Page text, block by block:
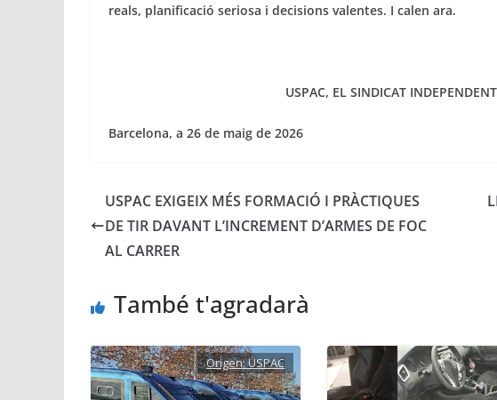
reals, planificació seriosa i decisions valentes. I calen ara.
USPAC, EL SINDICAT
Barcelona, a 26 de maig de 2026
USPAC EXIGEIX MÉS FORMACIÓ I PRÀCTIQUES
DE TIR DAVANT L’INCREMENT D’ARMES DE FOC
AL CARRER
També t'agradarà
Origen:USPAC